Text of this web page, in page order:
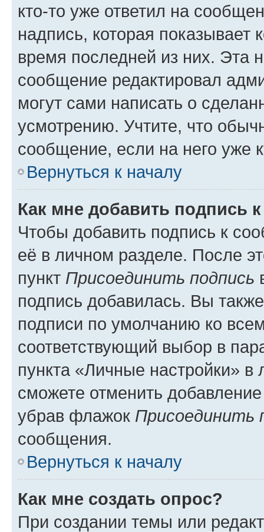
кто-то уже ответил на
надпись, которая показывает
время последней из них. Эта
сообщение редактировал
могут сами написать о
усмотрению. Учтите, что
сообщение, если на него уже
Вернуться к началу
Как мне добавить подпись
Чтобы добавить подпись к
её в личном разделе. После
пункт Присоединить подпись
подпись добавилась. Вы
подписи по умолчанию ко
соответствующий выбор в
пункта «Личные настройки»
сможете отменить
убрав флажок Присоединить
сообщения.
Вернуться к началу
Как мне создать опрос?
При создании темы или